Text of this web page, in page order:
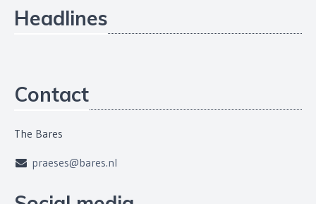
Headlines
Contact
The Bares
praeses@bares.nl